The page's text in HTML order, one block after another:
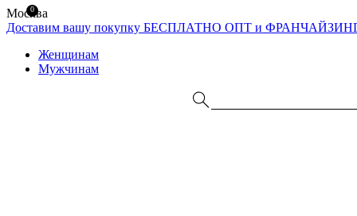
Москва
Доставим вашу покупку БЕСПЛАТНО ОПТ и
Женщинам
Мужчинам
0